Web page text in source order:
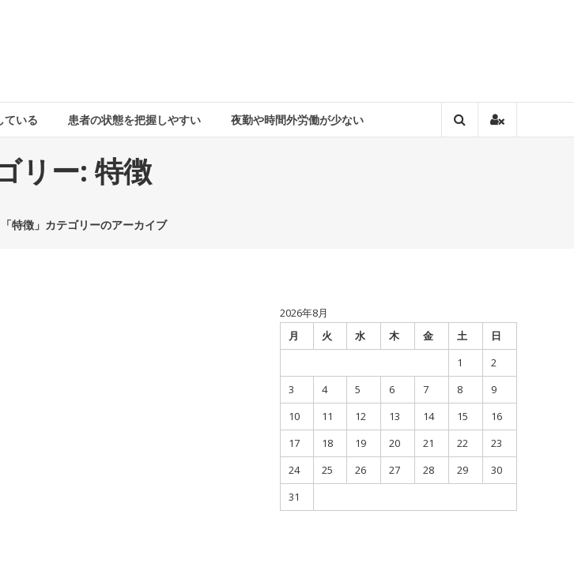
ている 患者の状態を把握しやすい 夜勤や時間外労働が少ない
リー: 特徴
「特徴」カテゴリーのアーカイブ
2026年8月
月
火 水 木 金 土
日
1
2
3
4 5 6 7 8
9
10
11 12 13 14 15
16
17
18 19 20 21 22
23
24
25 26 27 28 29
30
31